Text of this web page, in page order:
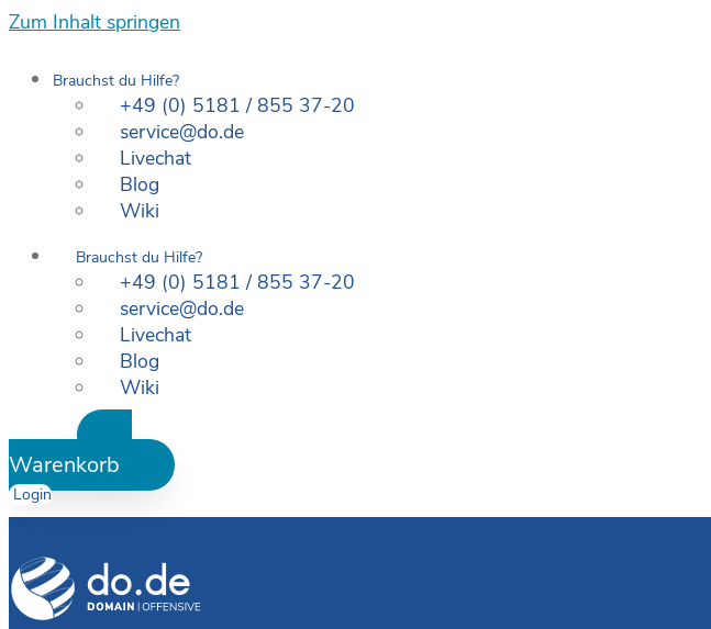
Zum Inhalt springen
Brauchst du Hilfe?
+49 (0) 5181 / 855 37-20
service@do.de
Livechat
Blog
Wiki
Brauchst du Hilfe?
+49 (0) 5181 / 855 37-20
service@do.de
Livechat
Blog
Wiki
Warenkorb
Login